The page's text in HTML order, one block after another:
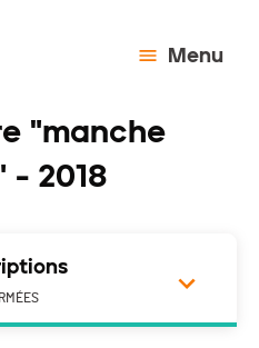
Menu
"manche
- 2018